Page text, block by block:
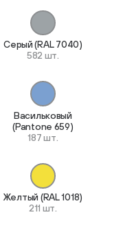
Серый (RAL 7040)
582 шт.
Васильковый
(Pantone 659)
187 шт.
Желтый (RAL 1018)
211 шт.